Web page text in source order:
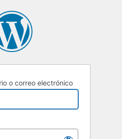
o correo electrónico